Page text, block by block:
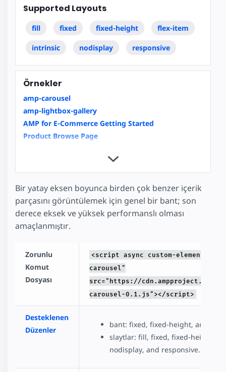
Supported Layouts
fill fixed fixed-height flex-item
intrinsic nodisplay responsive
Örnekler
amp-carousel
amp-lightbox-gallery
AMP for E-Commerce Getting Started
Product Browse Page
Image Galleries with amp-carousel
Video Carousels with amp-carousel
News Article
Recipe
How to support Images with unknown Dimensions
Basics of scrollbound effects
Housing
Bir yatay eksen boyunca birden çok benzer içerik
parçasını görüntülemek için genel bir bant; son
derece eksek ve yüksek performanslı olması
amaçlanmıştır.
Zorunlu
Komut
Dosyası
<script async custom-
carousel"
src="https://cdn.ampproject.org/
carousel-0.1.js"></script>
Desteklenen
Düzenler
bant: fixed, fixed-height, and
slaytlar: fill, fixed, fixed-height,
nodisplay, and responsive.